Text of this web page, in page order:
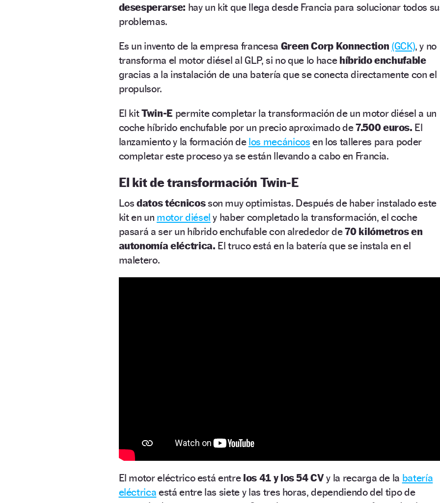
desesperarse: hay un kit que llega desde Francia para solucionar todos
problemas.
Es un invento de la empresa francesa Green Corp Konnection (GCK), y no
transforma el motor diésel al GLP, si no que lo hace híbrido enchufable
gracias a la instalación de una batería que se conecta directamente con el
propulsor.
El kitTwin-E permite completar la transformación de un motor diésel a un
coche híbrido enchufable por un precio aproximado de7.500 euros. El
lanzamiento y la formación de los mecánicos en los talleres para poder
completar este proceso ya se están llevando a cabo en Francia.
El kit de transformación Twin-E
Los datos técnicosson muy optimistas. Después de haber instalado este
kit en un motor diésel y haber completado la transformación, el coche
pasará a ser un híbrido enchufable con alrededor de70 kilómetros en
autonomía eléctrica. El truco está en la batería que se instala en el
maletero.
El motor eléctrico está entrelos 41 y los 54 CVy la recarga de la batería
eléctrica está entre las siete y las tres horas, dependiendo del tipo de